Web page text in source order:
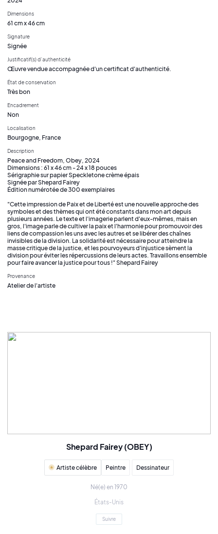
Dimensions
61 cm x 46 cm
Signature
Signée
Justificatif(s) d’authenticité
Œuvre vendue accompagnée d'un certificat d'authenticité.
État de conservation
Très bon
Encadrement
Non
Localisation
Bourgogne, France
Description
Peace and Freedom, Obey, 2024
Dimensions : 61 x 46 cm - 24 x 18 pouces
Sérigraphie sur papier Speckletone crème épais
Signée par Shepard Fairey
Édition numérotée de 300 exemplaires
"Cette impression de Paix et de Liberté est une nouvelle approche des
symboles et des thèmes qui ont été constants dans mon art depuis
plusieurs années. Le texte et l'imagerie parlent d'eux-mêmes, mais en
gros, l'image parle de cultiver la paix et l'harmonie pour promouvoir des
liens de compassion les uns avec les autres et se libérer des chaînes
invisibles de la division. La solidarité est nécessaire pour atteindre la
masse critique de la justice, et les pourvoyeurs d'injustice sèment la
division pour éviter les répercussions de leurs actes. Travaillons ensemble
pour faire avancer la justice pour tous !" Shepard Fairey
Provenance
Atelier de l'artiste
Shepard Fairey (OBEY)
Artiste célèbre Peintre Dessinateur
Né(e) en 1970
États-Unis
Suivre